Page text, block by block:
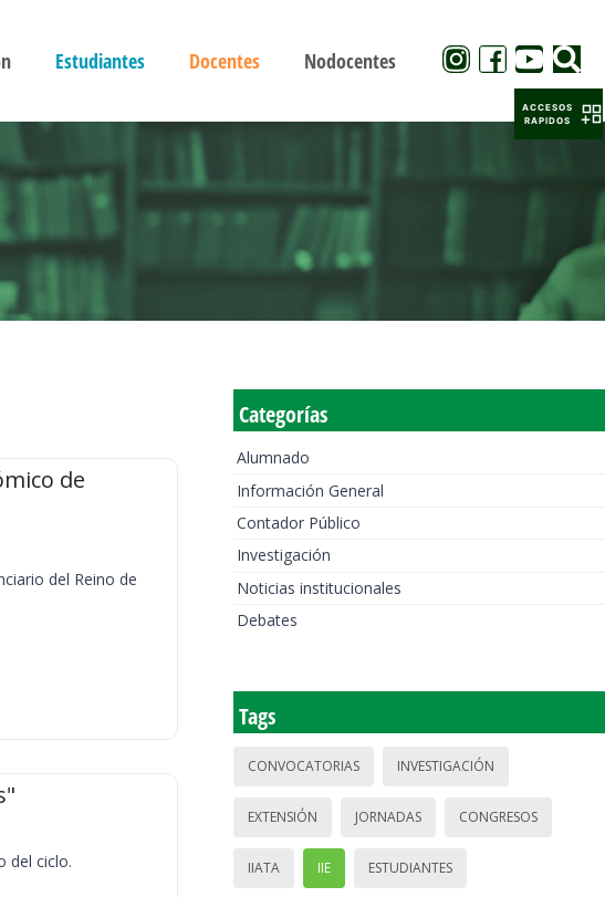
Estudiantes Docentes Nodocentes
de
del Reino de
del ciclo.
Categorías
Alumnado
Información General
Contador Público
Investigación
Noticias institucionales
Debates
Tags
CONVOCATORIAS INVESTIGACIÓN
EXTENSIÓN JORNADAS CONGRESOS
IIATA IIE ESTUDIANTES
ACCESOS
RAPIDOS